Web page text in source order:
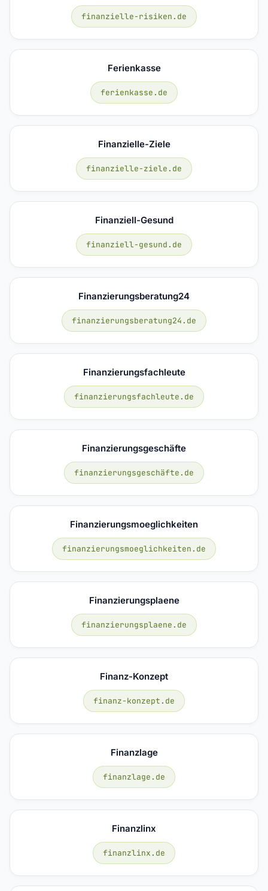
finanzielle-risiken.de
Ferienkasse
ferienkasse.de
Finanzielle-Ziele
finanzielle-ziele.de
Finanziell-Gesund
finanziell-gesund.de
Finanzierungsberatung24
finanzierungsberatung24.de
Finanzierungsfachleute
finanzierungsfachleute.de
Finanzierungsgeschäfte
finanzierungsgeschäfte.de
Finanzierungsmoeglichkeiten
finanzierungsmoeglichkeiten.de
Finanzierungsplaene
finanzierungsplaene.de
Finanz-Konzept
finanz-konzept.de
Finanzlage
finanzlage.de
Finanzlinx
finanzlinx.de